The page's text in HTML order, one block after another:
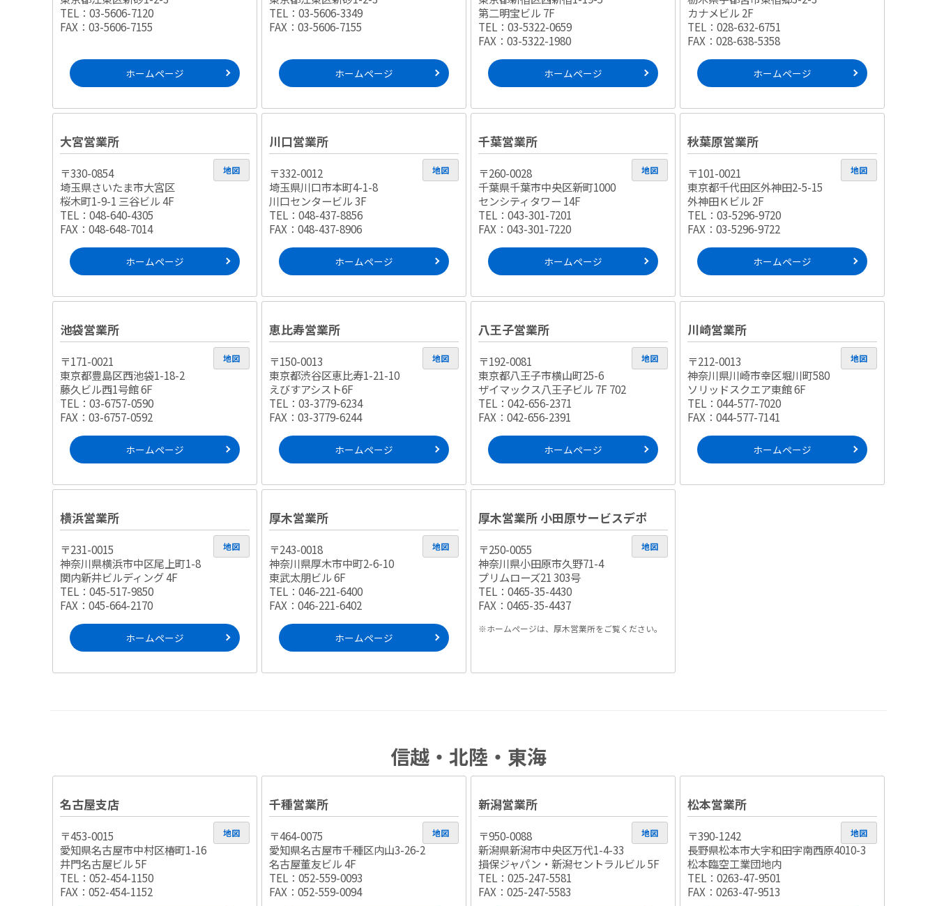
TEL：03-5606-7120
FAX：03-5606-7155
ホームページ
TEL：03-5606-3349
FAX：03-5606-7155
ホームページ
第二明宝ビル 7F
TEL：03-5322-0659
FAX：03-5322-1980
ホームページ
カナメビル 2F
TEL：028-632-6751
FAX：028-638-5358
ホームページ
大宮営業所
〒330-0854
埼玉県さいたま市大宮区
桜木町1-9-1 三谷ビル 4F
TEL：048-640-4305
FAX：048-648-7014
地図
ホームページ
川口営業所
〒332-0012
埼玉県川口市本町4-1-8
川口センタービル 3F
TEL：048-437-8856
FAX：048-437-8906
地図
ホームページ
千葉営業所
〒260-0028
千葉県千葉市中央区新町1000
センシティタワー 14F
TEL：043-301-7201
FAX：043-301-7220
地図
ホームページ
秋葉原営業所
〒101-0021
東京都千代田区外神田2-5-15
外神田Ｋビル 2F
TEL：03-5296-9720
FAX：03-5296-9722
地図
ホームページ
池袋営業所
〒171-0021
東京都豊島区西池袋1-18-2
藤久ビル西1号館 6F
TEL：03-6757-0590
FAX：03-6757-0592
地図
ホームページ
恵比寿営業所
〒150-0013
東京都渋谷区恵比寿1-21-10
えびすアシスト6F
TEL：03-3779-6234
FAX：03-3779-6244
地図
ホームページ
八王子営業所
〒192-0081
東京都八王子市横山町25-6
ザイマックス八王子ビル 7F 702
TEL：042-656-2371
FAX：042-656-2391
地図
ホームページ
川崎営業所
〒212-0013
神奈川県川崎市幸区堀川町580
ソリッドスクエア東館 6F
TEL：044-577-7020
FAX：044-577-7141
地図
ホームページ
横浜営業所
〒231-0015
神奈川県横浜市中区尾上町1-8
関内新井ビルディング 4F
TEL：045-517-9850
FAX：045-664-2170
地図
ホームページ
厚木営業所
〒243-0018
神奈川県厚木市中町2-6-10
東武太朋ビル 6F
TEL：046-221-6400
FAX：046-221-6402
地図
ホームページ
厚木営業所 小田原サービスデポ
〒250-0055
神奈川県小田原市久野71-4
プリムローズ21 303号
TEL：0465-35-4430
FAX：0465-35-4437
地図
※ホームページは、厚木営業所をご覧ください。
信越・北陸・東海
名古屋支店
〒453-0015
愛知県名古屋市中村区椿町1-16
井門名古屋ビル 5F
TEL：052-454-1150
FAX：052-454-1152
地図
千種営業所
〒464-0075
愛知県名古屋市千種区内山3-26-2
名古屋董友ビル 4F
TEL：052-559-0093
FAX：052-559-0094
地図
新潟営業所
〒950-0088
新潟県新潟市中央区万代1-4-33
損保ジャパン・新潟セントラルビル 5F
TEL：025-247-5581
FAX：025-247-5583
地図
松本営業所
〒390-1242
長野県松本市大字和田字南西原4010-3
松本臨空工業団地内
TEL：0263-47-9501
FAX：0263-47-9513
地図